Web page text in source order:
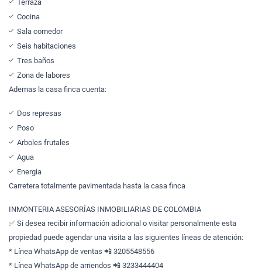
Terraza
Cocina
Sala comedor
Seis habitaciones
Tres baños
Zona de labores
Ademas la casa finca cuenta:
Dos represas
Poso
Arboles frutales
Agua
Energia
Carretera totalmente pavimentada hasta la casa finca
INMONTERIA ASESORÍAS INMOBILIARIAS DE COLOMBIA
✅ Si desea recibir información adicional o visitar personalmente esta
propiedad puede agendar una visita a las siguientes líneas de atención:
* Línea WhatsApp de ventas 📲 3205548556
* Línea WhatsApp de arriendos 📲 3233444404